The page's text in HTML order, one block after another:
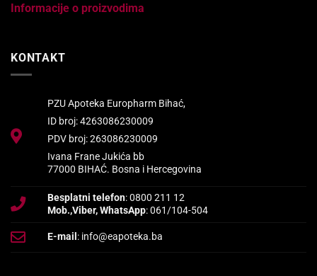
Informacije o proizvodima
KONTAKT
PZU Apoteka Europharm Bihać,
ID broj: 4263086230009
PDV broj: 263086230009
Ivana Frane Jukića bb
77000 BIHAĆ. Bosna i Hercegovina
Besplatni telefon: 0800 211 12
Mob.,Viber, WhatsApp: 061/104-504
E-mail : info@eapoteka.ba